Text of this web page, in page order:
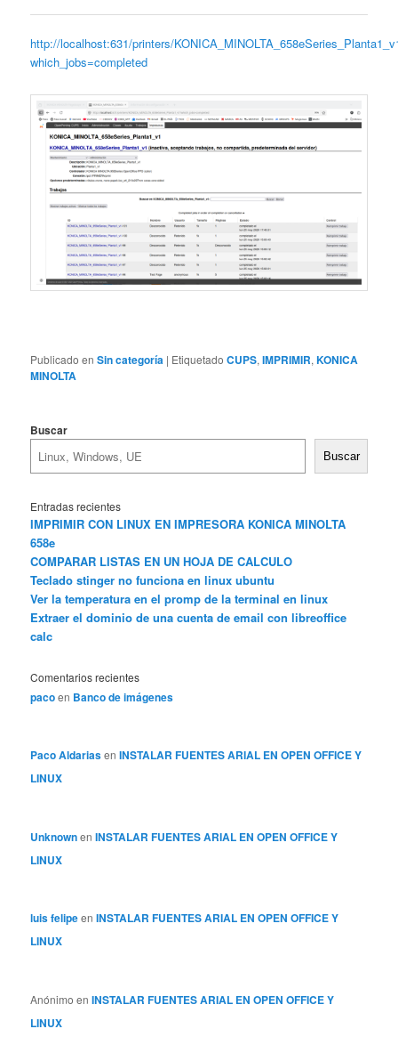
http://localhost:631/printers/
which_jobs=completed
Publicado en Sin categoría | Etiquetado CUPS,IMPRIMIR,KONICA
MINOLTA
Buscar
Buscar
Entradas recientes
IMPRIMIR CON LINUX EN IMPRESORA KONICA MINOLTA
658e
COMPARAR LISTAS EN UN HOJA DE CALCULO
Teclado stinger no funciona en linux ubuntu
Ver la temperatura en el promp de la terminal en linux
Extraer el dominio de una cuenta de email con libreoffice
calc
Comentarios recientes
pacoen Banco de imágenes
Paco AldariasenINSTALAR FUENTES ARIAL EN OPEN OFFICE Y
LINUX
UnknownenINSTALAR FUENTES ARIAL EN OPEN OFFICE Y
LINUX
luis felipeenINSTALAR FUENTES ARIAL EN OPEN OFFICE Y
LINUX
Anónimo enINSTALAR FUENTES ARIAL EN OPEN OFFICE Y
LINUX